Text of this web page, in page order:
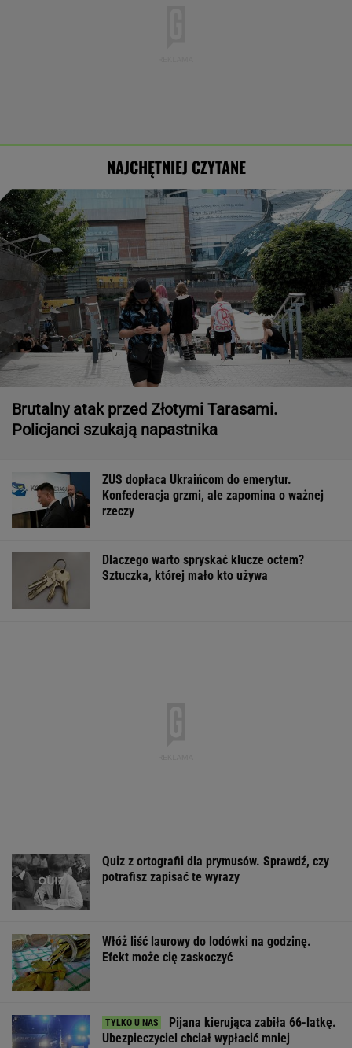
NAJCHĘTNIEJ CZYTANE
Brutalny atak przed Złotymi Tarasami.
Policjanci szukają napastnika
ZUS dopłaca Ukraińcom do emerytur.
Konfederacja grzmi, ale zapomina o ważnej
rzeczy
Dlaczego warto spryskać klucze octem?
Sztuczka, której mało kto używa
Quiz z ortografii dla prymusów. Sprawdź, czy
potrafisz zapisać te wyrazy
Włóż liść laurowy do lodówki na godzinę.
Efekt może cię zaskoczyć
Pijana kierująca zabiła 66-latkę.
Ubezpieczyciel chciał wypłacić mniej